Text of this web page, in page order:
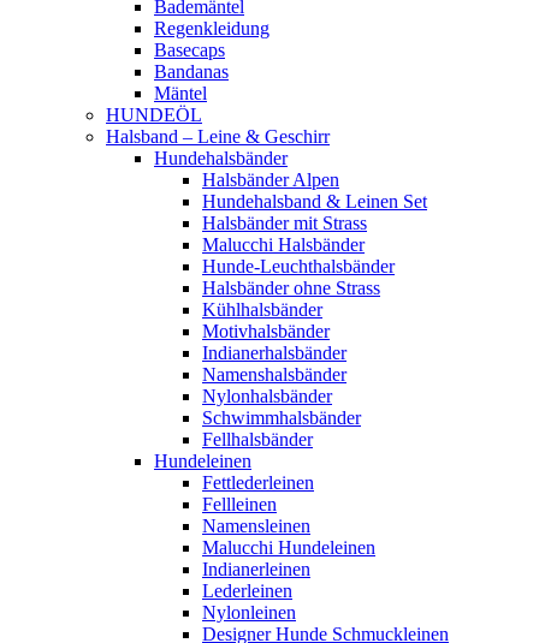
Bademäntel
Regenkleidung
Basecaps
Bandanas
Mäntel
HUNDEÖL
Halsband – Leine & Geschirr
Hundehalsbänder
Halsbänder Alpen
Hundehalsband & Leinen Set
Halsbänder mit Strass
Malucchi Halsbänder
Hunde-Leuchthalsbänder
Halsbänder ohne Strass
Kühlhalsbänder
Motivhalsbänder
Indianerhalsbänder
Namenshalsbänder
Nylonhalsbänder
Schwimmhalsbänder
Fellhalsbänder
Hundeleinen
Fettlederleinen
Fellleinen
Namensleinen
Malucchi Hundeleinen
Indianerleinen
Lederleinen
Nylonleinen
Designer Hunde Schmuckleinen